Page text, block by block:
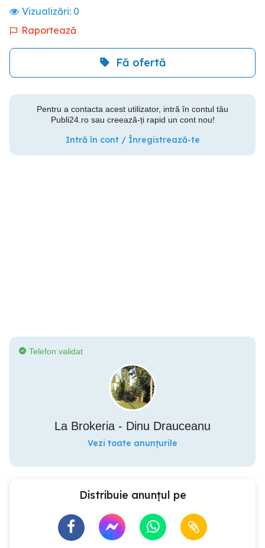
Vizualizări: 0
Raportează
Fă ofertă
Pentru a contacta acest utilizator, intră în contul tău
Publi24.ro sau creează-ți rapid un cont nou!
Intră în cont / Înregistrează-te
Telefon validat
La Brokeria - Dinu Drauceanu
Vezi toate anunțurile
Distribuie anunțul pe